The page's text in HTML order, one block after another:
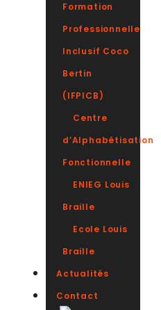
Formation
Professionnelle
Inclusif Coco
Bertin
(IFPICB)
Centre
d’Alphabétisation
Fonctionnelle
ENIEG Louis
Braille
Ecole Louis
Braille
Actualités
Contact